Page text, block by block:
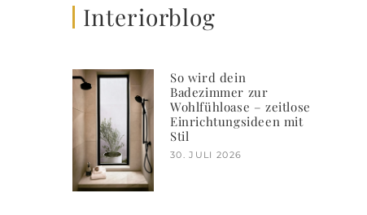
Interiorblog
So wird dein
Badezimmer zur
Wohlfühloase – zeitlose
Einrichtungsideen mit
Stil
30. JULI 2026